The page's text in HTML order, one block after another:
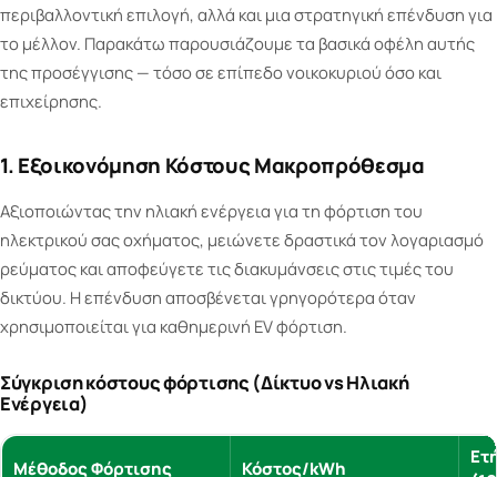
περιβαλλοντική επιλογή, αλλά και μια στρατηγική επένδυση για
το μέλλον. Παρακάτω παρουσιάζουμε τα βασικά οφέλη αυτής
της προσέγγισης — τόσο σε επίπεδο νοικοκυριού όσο και
επιχείρησης.
1. Εξοικονόμηση Κόστους Μακροπρόθεσμα
Αξιοποιώντας την ηλιακή ενέργεια για τη φόρτιση του
ηλεκτρικού σας οχήματος, μειώνετε δραστικά τον λογαριασμό
ρεύματος και αποφεύγετε τις διακυμάνσεις στις τιμές του
δικτύου. Η επένδυση αποσβένεται γρηγορότερα όταν
χρησιμοποιείται για καθημερινή EV φόρτιση.
Σύγκριση κόστους φόρτισης (Δίκτυο vs Ηλιακή
Ενέργεια)
Μέθοδος Φόρτισης Κόστος/kWh